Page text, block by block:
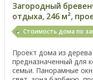
Загородный
отдыха, 246 м²,
Стоимость дома по
Проект дома из
предназначенный для
семьи. Панорамные